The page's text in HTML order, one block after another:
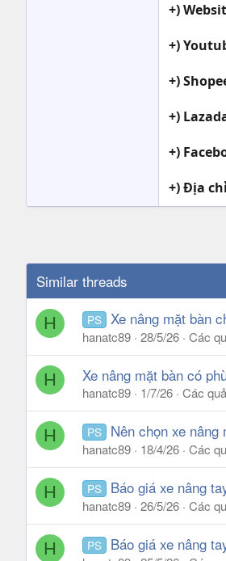
+)
+)
+)
+)
+)
+) Địa
Similar threads
H PS Xe nâng mặt bàn
hanatc89 28/5/26 Các
H Xe nâng mặt bàn có
hanatc89 1/7/26 Các
H PS Nên chọn xe nâng
hanatc89 18/4/26 Các
H PS Báo giá xe nâng
hanatc89 26/5/26 Các
H PS Báo giá xe nâng